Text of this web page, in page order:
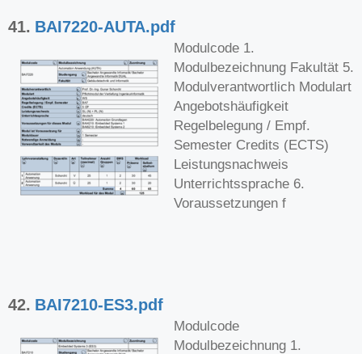
41. BAI7220-AUTA.pdf
Modulcode 1.
Modulbezeichnung Fakultät 5.
Modulverantwortlich Modulart
Angebotshäufigkeit
Regelbelegung / Empf.
Semester Credits (ECTS)
Leistungsnachweis
Unterrichtssprache 6.
Voraussetzungen f
42. BAI7210-ES3.pdf
Modulcode
Modulbezeichnung 1.